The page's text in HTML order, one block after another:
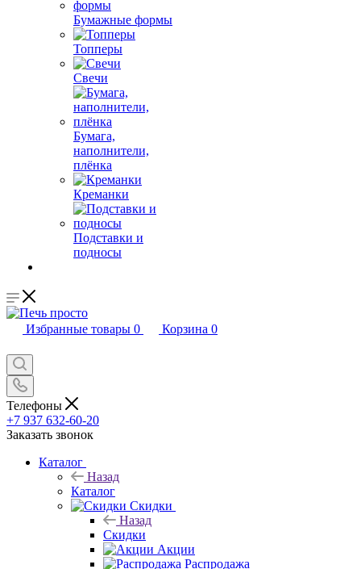
Бумажные формы
Топперы
Свечи
Бумага,
наполнители,
плёнка
Креманки
Подставки и
подносы
Избранные товары 0 Корзина 0
Телефоны
+7 937 632-60-20
Заказать звонок
Каталог
Назад
Каталог
Скидки
Назад
Скидки
Акции
Распродажа